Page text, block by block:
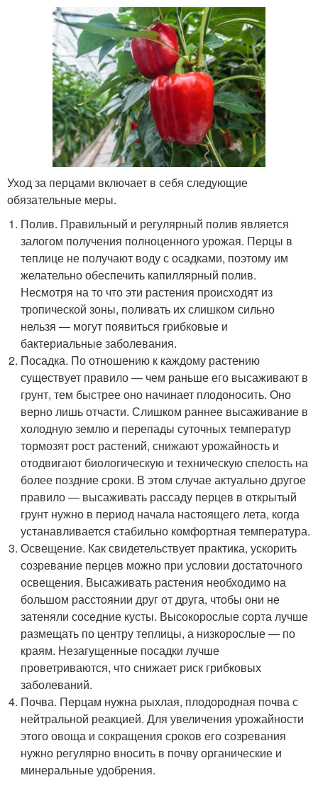
Уход за перцами включает в себя следующие
обязательные меры.
Полив. Правильный и регулярный полив является
залогом получения полноценного урожая. Перцы в
теплице не получают воду с осадками, поэтому им
желательно обеспечить капиллярный полив.
Несмотря на то что эти растения происходят из
тропической зоны, поливать их слишком сильно
нельзя — могут появиться грибковые и
бактериальные заболевания.
Посадка. По отношению к каждому растению
существует правило — чем раньше его высаживают в
грунт, тем быстрее оно начинает плодоносить. Оно
верно лишь отчасти. Слишком раннее высаживание в
холодную землю и перепады суточных температур
тормозят рост растений, снижают урожайность и
отодвигают биологическую и техническую спелость на
более поздние сроки. В этом случае актуально другое
правило — высаживать рассаду перцев в открытый
грунт нужно в период начала настоящего лета, когда
устанавливается стабильно комфортная температура.
Освещение. Как свидетельствует практика, ускорить
созревание перцев можно при условии достаточного
освещения. Высаживать растения необходимо на
большом расстоянии друг от друга, чтобы они не
затеняли соседние кусты. Высокорослые сорта лучше
размещать по центру теплицы, а низкорослые — по
краям. Незагущенные посадки лучше
проветриваются, что снижает риск грибковых
заболеваний.
Почва. Перцам нужна рыхлая, плодородная почва с
нейтральной реакцией. Для увеличения урожайности
этого овоща и сокращения сроков его созревания
нужно регулярно вносить в почву органические и
минеральные удобрения.